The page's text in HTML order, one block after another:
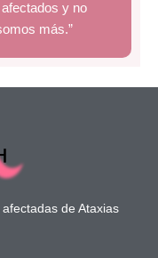
y no
más.”
de Ataxias